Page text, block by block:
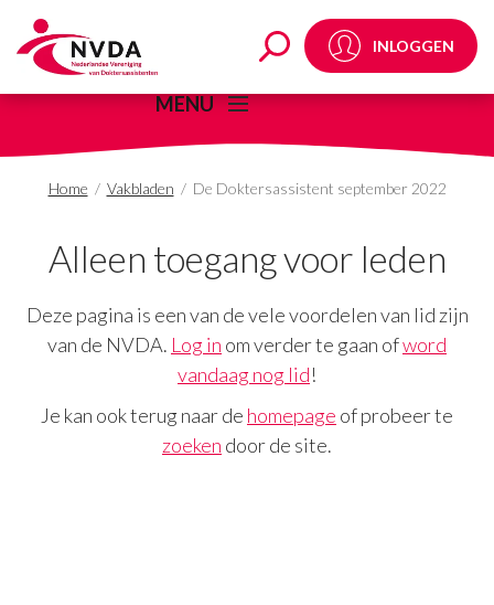
De Doktersassistent
INLOGGEN
MENU
Home / Vakbladen / De Doktersassistent september 2022
Alleen toegang voor leden
Deze pagina is een van de vele voordelen van lid zijn
van de NVDA. Log in om verder te gaan ofword
vandaag nog lid!
Je kan ook terug naar de homepage of probeer te
zoeken door de site.